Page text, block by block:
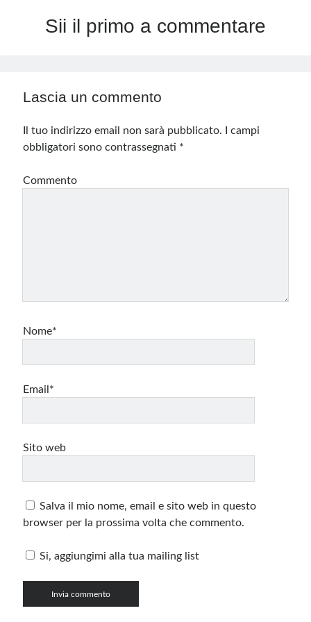
Sii il primo a commentare
Lascia un commento
Il tuo indirizzo email non sarà pubblicato.
I campi
obbligatori sono contrassegnati *
Commento
Nome*
Email*
Sito web
Salva il mio nome, email e sito web in questo
browser per la prossima volta che commento.
Si, aggiungimi alla tua mailing list